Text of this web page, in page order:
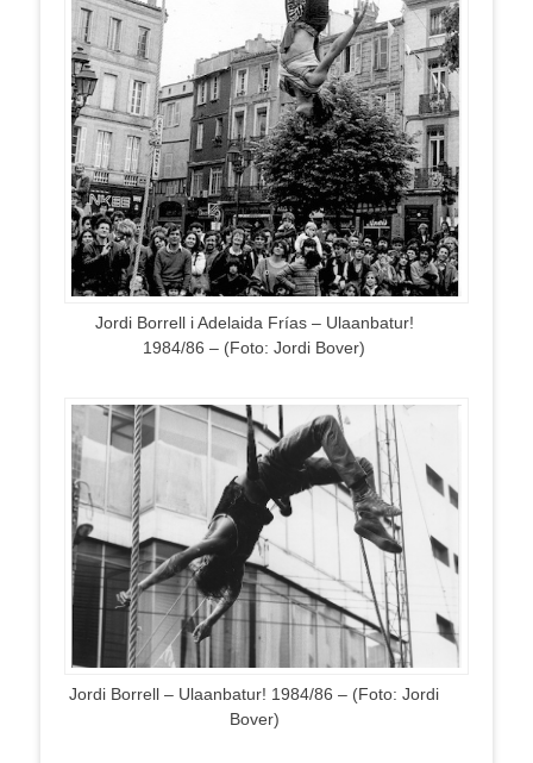
Jordi Borrell i Adelaida Frías – Ulaanbatur!
1984/86 – (Foto: Jordi Bover)
Jordi Borrell – Ulaanbatur! 1984/86 – (Foto: Jordi
Bover)